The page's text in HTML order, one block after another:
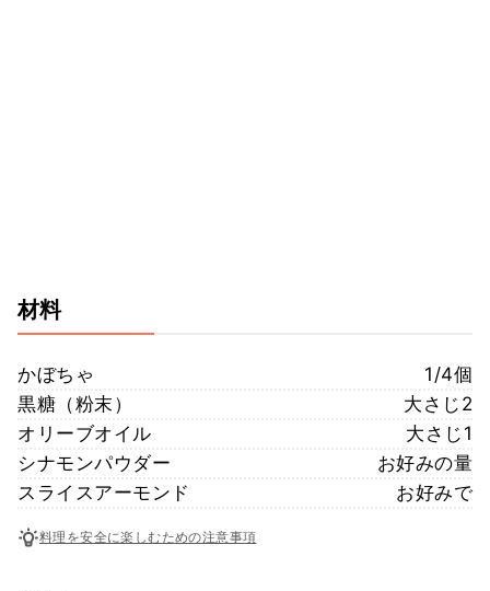
材料
かぼちゃ
1/4個
黒糖（粉末）
大さじ2
オリーブオイル
大さじ1
シナモンパウダー
お好みの量
スライスアーモンド
お好みで
料理を安全に楽しむための注意事項